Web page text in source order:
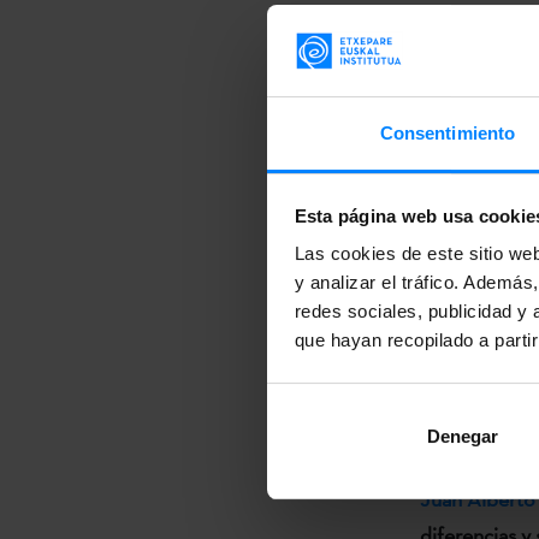
Consentimiento
Esta página web usa
Las cookies de este sitio
y analizar el tráfico.
redes sociales, publicidad y
que hayan recopilado a
Denegar
pasada
universidad
la cultura
académico
"Bertsolaria
002 de la
Juan